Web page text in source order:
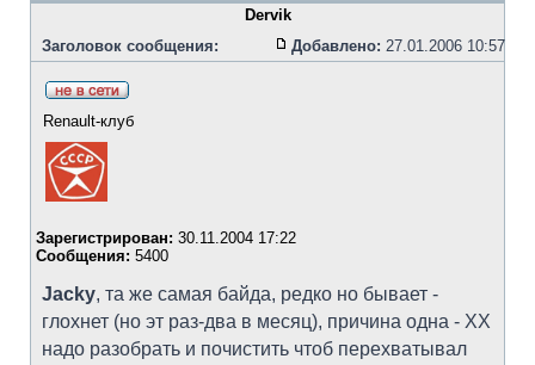
Dervik
Заголовок сообщения:
Добавлено: 27.01.2006 10:57
Renault-клуб
Зарегистрирован: 30.11.2004 17:22
Сообщения: 5400
Jacky, та же самая байда, редко но бывает -
глохнет (но эт раз-два в месяц), причина одна - ХХ
надо разобрать и почистить чтоб перехватывал